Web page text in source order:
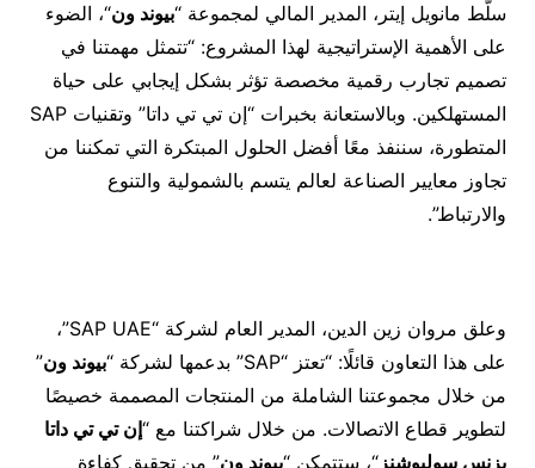
سلّط مانويل إيتر، المدير المالي لمجموعة “بيوند ون“، الضوء
على الأهمية الإستراتيجية لهذا المشروع: “تتمثل مهمتنا في
تصميم تجارب رقمية مخصصة تؤثر بشكل إيجابي على حياة
المستهلكين. وبالاستعانة بخبرات “إن تي تي داتا” وتقنيات SAP
المتطورة، سننفذ معًا أفضل الحلول المبتكرة التي تمكننا من
تجاوز معايير الصناعة لعالم يتسم بالشمولية والتنوع
والارتباط”.
وعلق مروان زين الدين، المدير العام لشركة “SAP UAE”،
على هذا التعاون قائلًا: “تعتز “SAP” بدعمها لشركة “
بيوند ون”
من خلال مجموعتنا الشاملة من المنتجات المصممة خصيصًا
لتطوير قطاع الاتصالات. من خلال شراكتنا مع “إن تي تي داتا
بزنس سوليوشنز “، ستتمكن “بيوند ون” من تحقيق كفاءة